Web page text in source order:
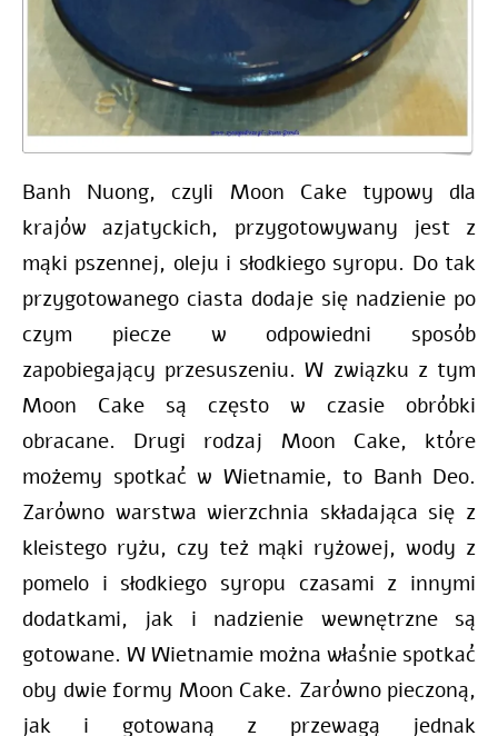
Banh Nuong, czyli Moon Cake typowy dla
krajów azjatyckich, przygotowywany jest z
mąki pszennej, oleju i słodkiego syropu. Do tak
przygotowanego ciasta dodaje się nadzienie po
czym piecze w odpowiedni sposób
zapobiegający przesuszeniu. W związku z tym
Moon Cake są często w czasie obróbki
obracane. Drugi rodzaj Moon Cake, które
możemy spotkać w Wietnamie, to Banh Deo.
Zarówno warstwa wierzchnia składająca się z
kleistego ryżu, czy też mąki ryżowej, wody z
pomelo i słodkiego syropu czasami z innymi
dodatkami, jak i nadzienie wewnętrzne są
gotowane. W Wietnamie można właśnie spotkać
oby dwie formy Moon Cake. Zarówno pieczoną,
jak i gotowaną z przewagą jednak